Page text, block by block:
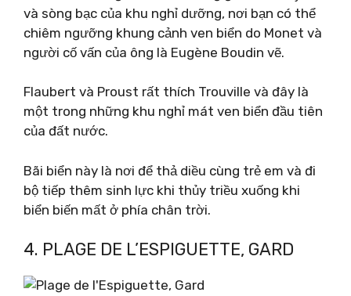
và sòng bạc của khu nghỉ dưỡng, nơi bạn có thể
chiêm ngưỡng khung cảnh ven biển do Monet và
người cố vấn của ông là Eugène Boudin vẽ.
Flaubert và Proust rất thích Trouville và đây là
một trong những khu nghỉ mát ven biển đầu tiên
của đất nước.
Bãi biển này là nơi để thả diều cùng trẻ em và đi
bộ tiếp thêm sinh lực khi thủy triều xuống khi
biển biến mất ở phía chân trời.
4. PLAGE DE L’ESPIGUETTE, GARD